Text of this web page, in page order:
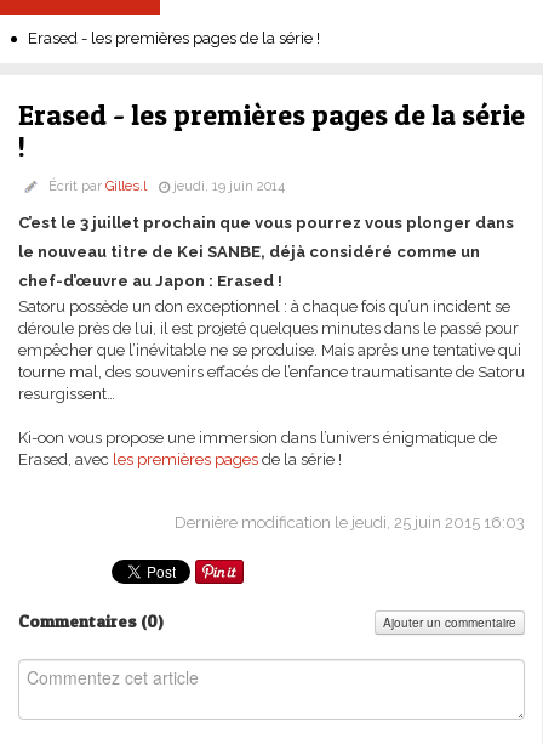
Erased - les premières pages de la série !
Erased - les premières pages de la série
!
Écrit par Gilles.l jeudi, 19 juin 2014
C’est le 3 juillet prochain que vous pourrez vous plonger dans
le nouveau titre de Kei SANBE, déjà considéré comme un
chef-d’œuvre au Japon : Erased !
Satoru possède un don exceptionnel : à chaque fois qu’un incident se
déroule près de lui, il est projeté quelques minutes dans le passé pour
empêcher que l’inévitable ne se produise. Mais après une tentative qui
tourne mal, des souvenirs effacés de l’enfance traumatisante de Satoru
resurgissent…
Ki-oon vous propose une immersion dans l’univers énigmatique de
Erased, avec les premières pages de la série !
Dernière modification le jeudi, 25 juin 2015 16:03
Commentaires (0) Ajouter un commentaire